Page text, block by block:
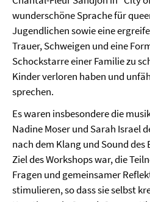
wunderschöne Sprache für
Jugendlichen sowie eine
Trauer, Schweigen und eine
Schockstarre einer Familie zu
Kinder verloren haben und
sprechen.
Es waren insbesondere die
Nadine Moser und Sarah Israel
nach dem Klang und Sound
Ziel des Workshops war, die
Fragen und gemeinsamer
stimulieren, so dass sie selbst